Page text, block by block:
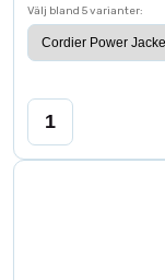
Välj bland 5 varianter: